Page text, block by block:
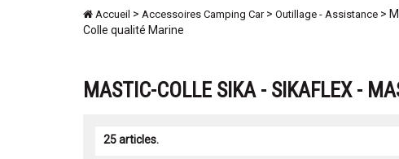
Accueil > Accessoires Camping Car> Outillage - Assistance >
Colle qualité Marine
MASTIC-COLLE SIKA - SIKAFLEX -
25 articles.